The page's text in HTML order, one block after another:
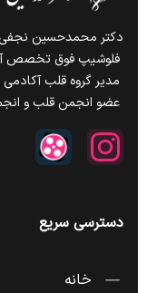
دکتر محمدحسین
فلوشیپ فوق تخصص
مدیر گروه قلب
عضو انجمن قلب و
دسترسی سریع
خانه